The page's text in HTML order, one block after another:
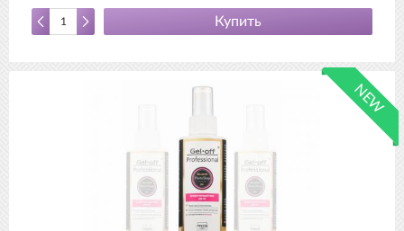
Купить
NEW